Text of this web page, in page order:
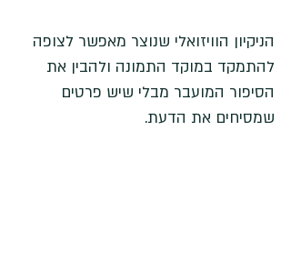
הניקיון הוויזואלי שנוצר מאפשר לצופה
להתמקד במוקד התמונה ולהבין את
הסיפור המועבר מבלי שיש פרטים
שמסיחים את הדעת.